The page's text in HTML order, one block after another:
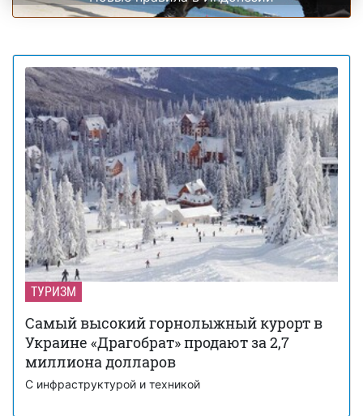
ТУРИЗМ
Самый высокий горнолыжный курорт в
Украине «Драгобрат» продают за 2,7
миллиона долларов
С инфраструктурой и техникой